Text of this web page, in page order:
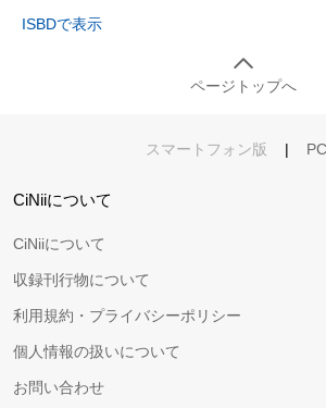
ISBDで表示
ページトップへ
スマートフォン版 |
CiNiiについて
CiNiiについて
収録刊行物について
利用規約・プライバシーポリシー
個人情報の扱いについて
お問い合わせ